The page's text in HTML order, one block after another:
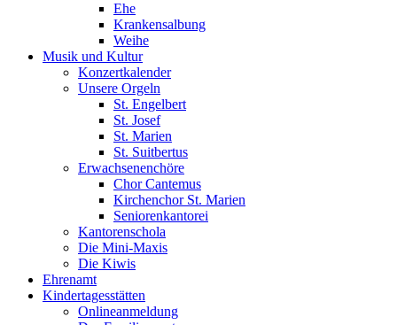
Ehe
Krankensalbung
Weihe
Musik und Kultur
Konzertkalender
Unsere Orgeln
St. Engelbert
St. Josef
St. Marien
St. Suitbertus
Erwachsenenchöre
Chor Cantemus
Kirchenchor St. Marien
Seniorenkantorei
Kantorenschola
Die Mini-Maxis
Die Kiwis
Ehrenamt
Kindertagesstätten
Onlineanmeldung